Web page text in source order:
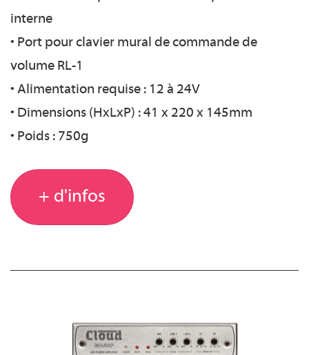
interne
• Port pour clavier mural de commande de
volume RL-1
• Alimentation requise : 12 à 24V
• Dimensions (HxLxP) : 41 x 220 x 145mm
• Poids : 750g
+ d'infos